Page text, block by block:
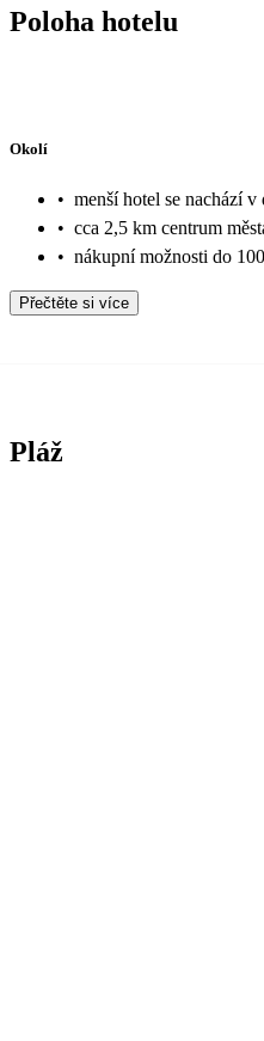
Poloha hotelu
Okolí
• menší hotel se nachází v
• cca 2,5 km centrum
• nákupní možnosti do
Přečtěte si více
Pláž